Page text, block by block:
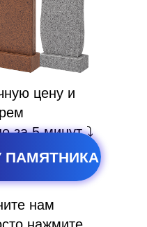
цену и
за 5 минут ⤵️
нам
ПАМЯТНИКА